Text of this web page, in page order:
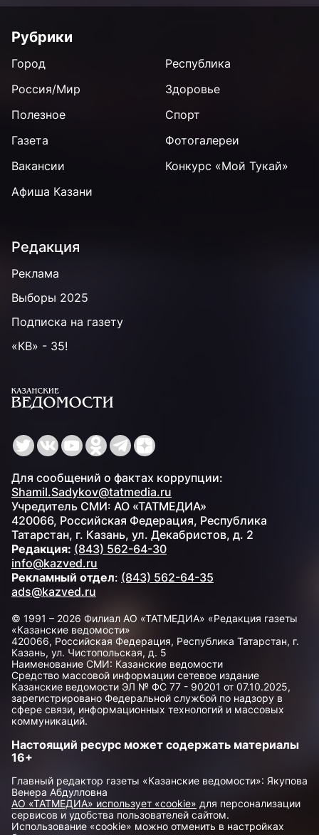
Рубрики
Город
Республика
Россия/Мир
Здоровье
Полезное
Спорт
Газета
Фотогалереи
Вакансии
Конкурс «Мой Тукай»
Афиша Казани
Редакция
Реклама
Выборы 2025
Подписка на газету
«КВ» - 35!
Для сообщений о фактах коррупции:
Shamil.Sadykov@tatmedia.ru
Учредитель СМИ: АО «ТАТМЕДИА»
420066, Российская Федерация, Республика
Татарстан, г. Казань, ул. Декабристов, д. 2
Редакция: (843) 562-64-30
info@kazved.ru
Рекламный отдел: (843) 562-64-35
ads@kazved.ru
© 1991 – 2026 Филиал АО «ТАТМЕДИА» «Редакция газеты
«Казанские ведомости»
420066, Российская Федерация, Республика Татарстан, г.
Казань, ул. Чистопольская, д. 5
Наименование СМИ: Казанские ведомости
Средство массовой информации сетевое издание
Казанские ведомости ЭЛ № ФС 77 - 90201 от 07.10.2025,
зарегистрировано Федеральной службой по надзору в
сфере связи, информационных технологий и массовых
коммуникаций.
Настоящий ресурс может содержать материалы
16+
Главный редактор газеты «Казанские ведомости»: Якупова
Венера Абдулловна
АО «ТАТМЕДИА» использует «cookie» для персонализации
сервисов и удобства пользователей сайтом.
Использование «cookie» можно отменить в настройках